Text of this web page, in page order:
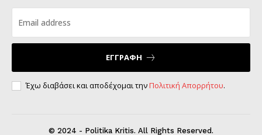
ΕΓΓΡΑΦΗ
Έχω διαβάσει και αποδέχομαι τηνΠολιτική Απορρήτου.
© 2024 - Politika Kritis. All Rights Reserved.